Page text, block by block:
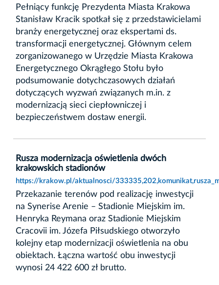
Pełniący funkcję Prezydenta Miasta Krakowa
Stanisław Kracik spotkał się z przedstawicielami
branży energetycznej oraz ekspertami ds.
transformacji energetycznej. Głównym celem
zorganizowanego w Urzędzie Miasta Krakowa
Energetycznego Okrągłego Stołu było
podsumowanie dotychczasowych działań
dotyczących wyzwań związanych m.in. z
modernizacją sieci ciepłowniczej i
bezpieczeństwem dostaw energii.
Rusza modernizacja oświetlenia dwóch
krakowskich stadionów
https://krakow.pl/aktualnosci/
Przekazanie terenów pod realizację inwestycji
na Synerise Arenie – Stadionie Miejskim im.
Henryka Reymana oraz Stadionie Miejskim
Cracovii im. Józefa Piłsudskiego otworzyło
kolejny etap modernizacji oświetlenia na obu
obiektach. Łączna wartość obu inwestycji
wynosi 24 422 600 zł brutto.